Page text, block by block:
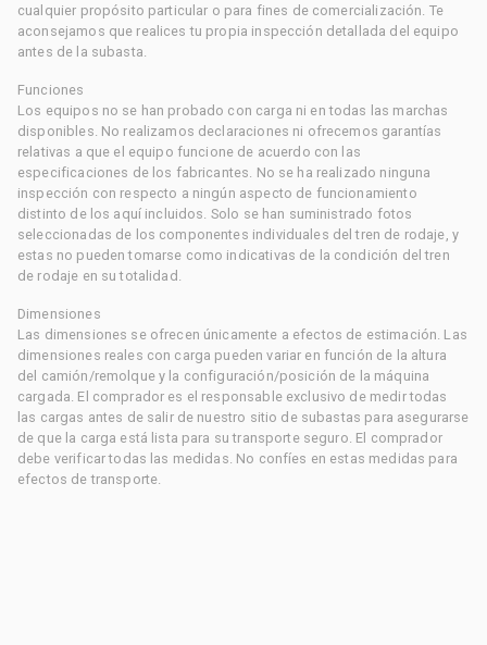
cualquier propósito particular o para fines de comercialización. Te
aconsejamos que realices tu propia inspección detallada del equipo
antes de la subasta.
Funciones
Los equipos no se han probado con carga ni en todas las marchas
disponibles. No realizamos declaraciones ni ofrecemos garantías
relativas a que el equipo funcione de acuerdo con las
especificaciones de los fabricantes. No se ha realizado ninguna
inspección con respecto a ningún aspecto de funcionamiento
distinto de los aquí incluidos. Solo se han suministrado fotos
seleccionadas de los componentes individuales del tren de rodaje, y
estas no pueden tomarse como indicativas de la condición del tren
de rodaje en su totalidad.
Dimensiones
Las dimensiones se ofrecen únicamente a efectos de estimación. Las
dimensiones reales con carga pueden variar en función de la altura
del camión/remolque y la configuración/posición de la máquina
cargada. El comprador es el responsable exclusivo de medir todas
las cargas antes de salir de nuestro sitio de subastas para asegurarse
de que la carga está lista para su transporte seguro. El comprador
debe verificar todas las medidas. No confíes en estas medidas para
efectos de transporte.